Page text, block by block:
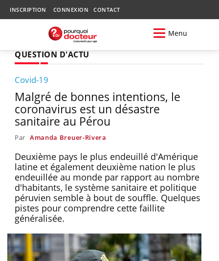
INSCRIPTION CONNEXION CONTACT
Menu
QUESTION D'ACTU
Covid-19
Malgré de bonnes intentions, le
coronavirus est un désastre
sanitaire au Pérou
Par Amanda Breuer-Rivera
Deuxième pays le plus endeuillé d'Amérique
latine et également deuxième nation le plus
endeuillée au monde par rapport au nombre
d'habitants, le système sanitaire et politique
péruvien semble à bout de souffle. Quelques
pistes pour comprendre cette faillite
généralisée.